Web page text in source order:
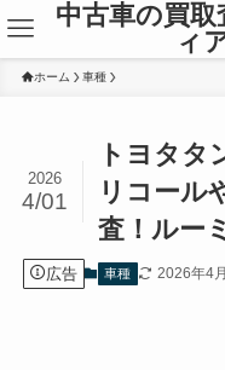
中古車の買
ィ
ホーム 車種
トヨタタ
リコール
査！ルー
2026
4/01
広告 車種 2026年4